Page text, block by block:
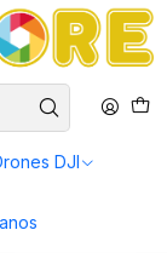
DJI
GOPRO, DJI
Inalámbrica